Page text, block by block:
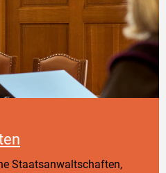
Staatsanwaltschaften,